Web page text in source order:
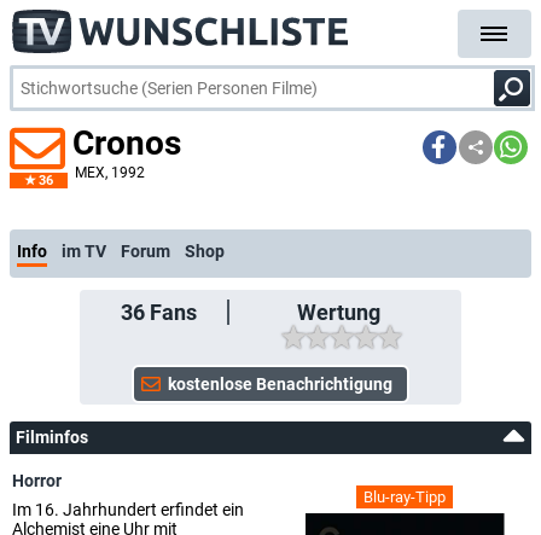
36
Cronos
MEX, 1992
Info im TV Forum Shop
36Fans Wertung
Filminfos
Blu-ray-Tipp
Horror
Im 16. Jahrhundert erfindet ein
Alchemist eine Uhr mit